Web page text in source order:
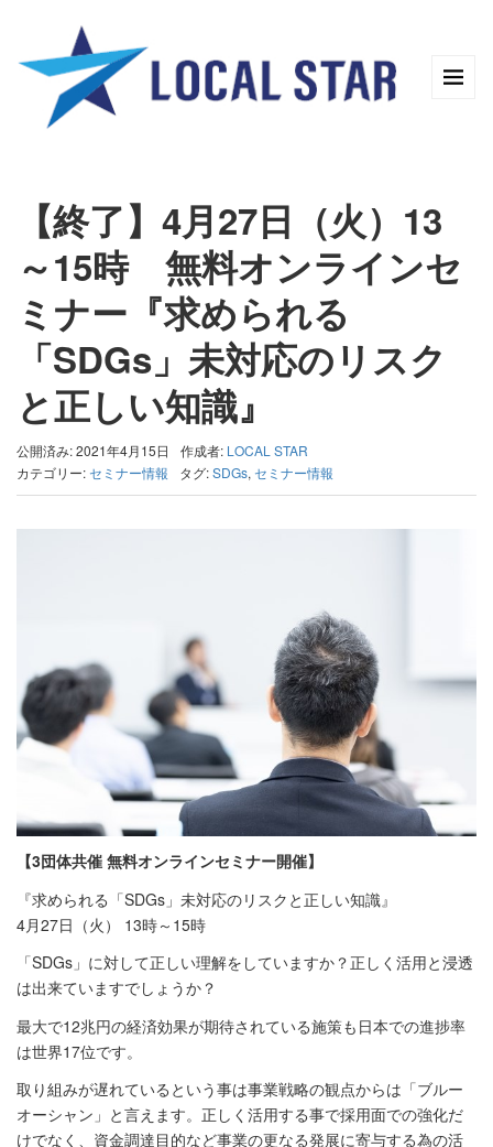
【終了】4月27日（火）13
～15時 無料オンラインセ
ミナー『求められる
「SDGs」未対応のリスク
と正しい知識』
公開済み: 2021年4月15日 作成者: LOCAL STAR
カテゴリー:セミナー情報 タグ:SDGs, セミナー情報
【3団体共催 無料オンラインセミナー開催】
『求められる「SDGs」未対応のリスクと正しい知識』
4月27日（火） 13時～15時
「SDGs」に対して正しい理解をしていますか？正しく活用と浸透
は出来ていますでしょうか？
最大で12兆円の経済効果が期待されている施策も日本での進捗率
は世界17位です。
取り組みが遅れているという事は事業戦略の観点からは「ブルー
オーシャン」と言えます。正しく活用する事で採用面での強化だ
けでなく、資金調達目的など事業の更なる発展に寄与する為の活